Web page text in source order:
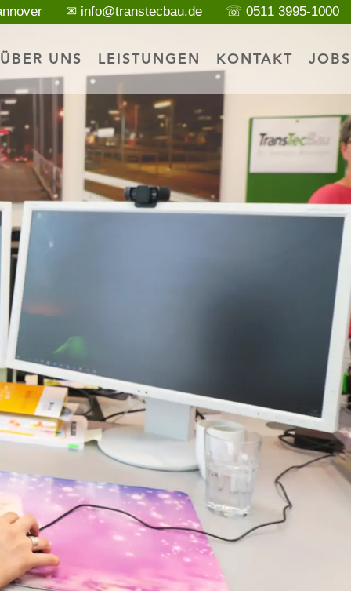
✉ info@transtecbau.de ☏ 0511 3995-1000
ÜBER UNS LEISTUNGEN KONTAKT JOBS